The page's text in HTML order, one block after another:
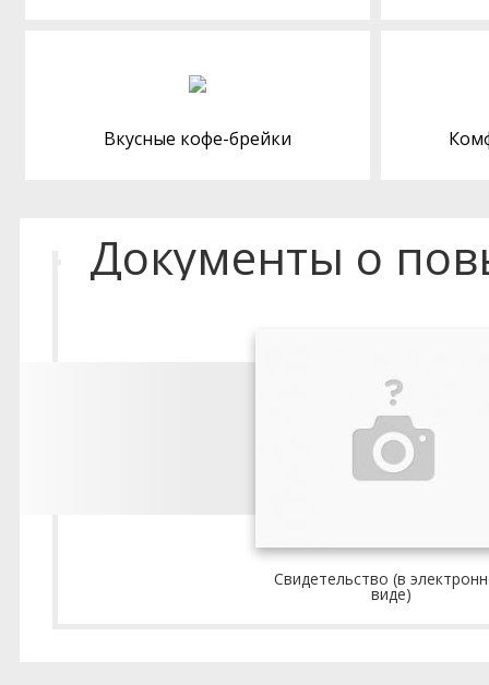
Вкусные кофе-брейки
Документы о
Свидетельство (в
виде)